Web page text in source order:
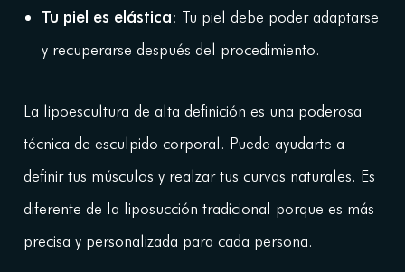
Tu piel es elástica: Tu piel debe poder adaptarse
y recuperarse después del procedimiento.
La lipoescultura de alta definición es una poderosa
técnica de esculpido corporal. Puede ayudarte a
definir tus músculos y realzar tus curvas naturales. Es
diferente de la liposucción tradicional porque es más
precisa y personalizada para cada persona.